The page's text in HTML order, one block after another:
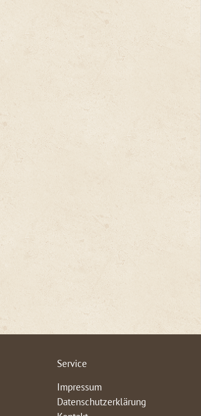
Service
Impressum
Datenschutzerklärung